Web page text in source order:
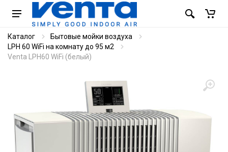
Каталог
Бытовые мойки воздуха
LPH 60 WiFi на комнату до 95 м2
Venta LPH60 WiFi (белый)